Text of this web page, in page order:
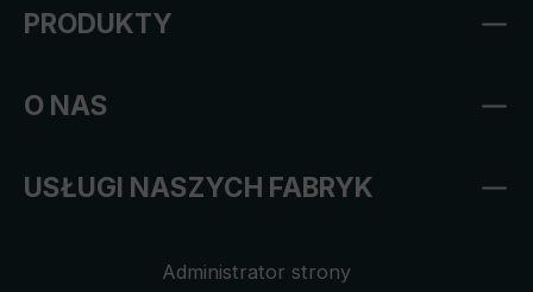
PRODUKTY
O NAS
USŁUGI NASZYCH FABRYK
Administrator strony